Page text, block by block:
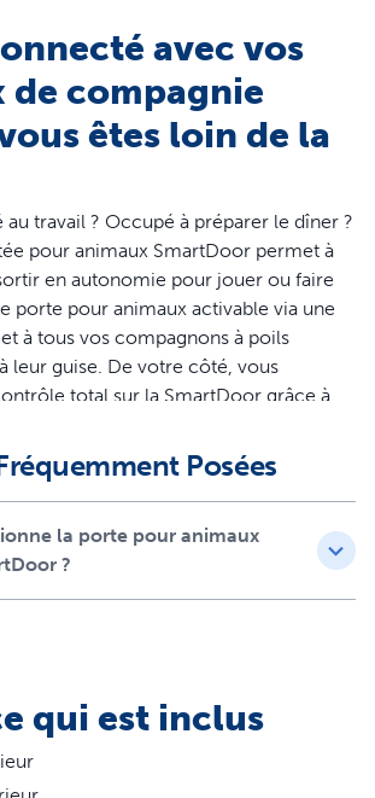
avec vos
de compagnie
êtes loin de la
travail ? Occupé à préparer le dîner ?
pour animaux SmartDoor permet à
en autonomie pour jouer ou faire
porte pour animaux activable via une
à tous vos compagnons à poils
leur guise. De votre côté, vous
total sur la SmartDoor grâce à
des notifications et de contrôler la
votre smartphone.La SmartDoor
un accès exclusif à la porte. Les
plusieurs animaux peuvent acheter
Laissez vos animaux
médaille ! Les animaux sans
ne peuvent pas rentrer chez
offre un juste équilibre entre la
Posées
la porte pour animaux
?
qui est inclus